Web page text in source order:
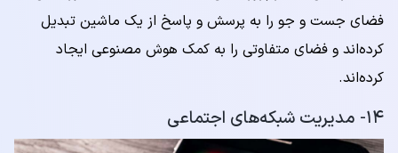
فضای جست و جو را به پرسش و پاسخ از یک ماشین تبدیل
کرده‌اند و فضای متفاوتی را به کمک هوش مصنوعی ایجاد
کرده‌اند.
۱۴- مدیریت شبکه‌های اجتماعی